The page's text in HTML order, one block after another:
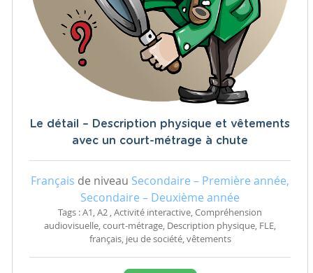
Le détail – Description physique et vêtements
avec un court-métrage à chute
Français de niveau Secondaire – Première année,
Secondaire – Deuxième année
Tags : A1, A2 , Activité interactive, Compréhension
audiovisuelle, court-métrage, Description physique, FLE,
français, jeu de société, vêtements